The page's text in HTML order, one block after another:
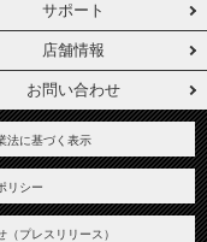
サポート
店舗情報
お問い合わせ
法に基づく表示
リシー
（プレスリリース）